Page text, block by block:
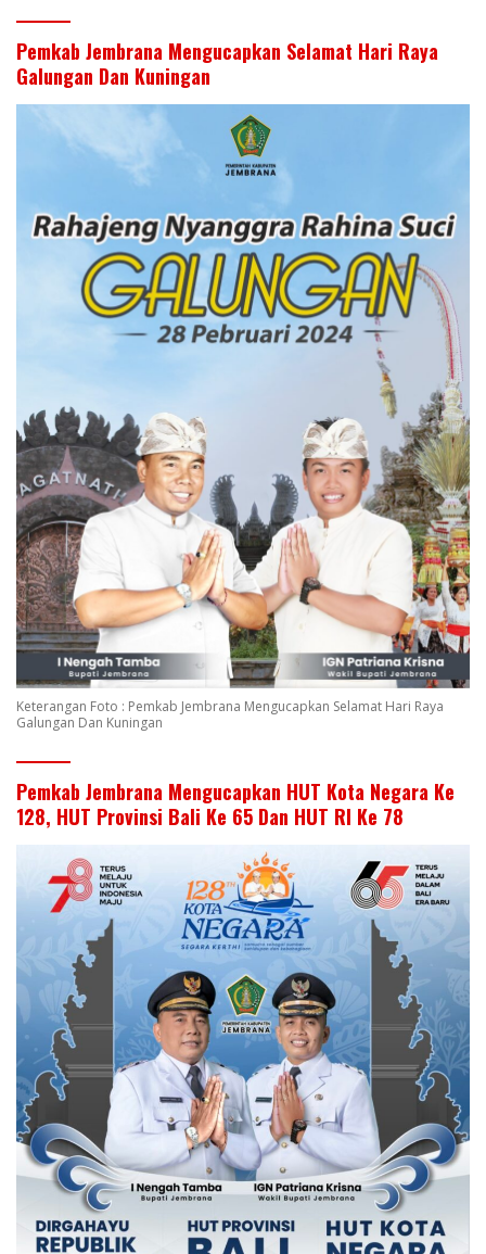
Pemkab Jembrana Mengucapkan Selamat Hari Raya
Galungan Dan Kuningan
Keterangan Foto : Pemkab Jembrana Mengucapkan Selamat Hari Raya
Galungan Dan Kuningan
Pemkab Jembrana Mengucapkan HUT Kota Negara Ke
128, HUT Provinsi Bali Ke 65 Dan HUT RI Ke 78